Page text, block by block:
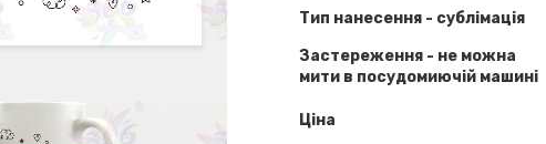
Тип нанесення - сублімація
Застереження - не можна
мити в посудомиючій машині
Ціна